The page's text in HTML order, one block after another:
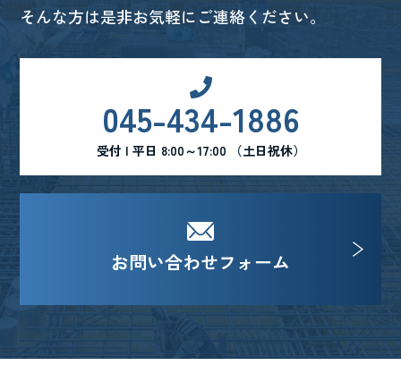
そんな方は是非お気軽にご連絡ください。
045-434-1886
受付 | 平日 8:00～17:00 （土日祝休）
お問い合わせフォーム